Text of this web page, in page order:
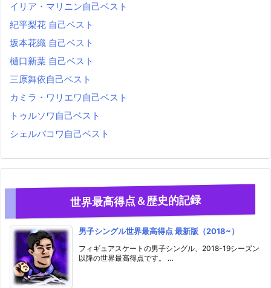
イリア・マリニン自己ベスト
紀平梨花 自己ベスト
坂本花織 自己ベスト
樋口新葉 自己ベスト
三原舞依自己ベスト
カミラ・ワリエワ自己ベスト
トゥルソワ自己ベスト
シェルバコワ自己ベスト
世界最高得点＆歴史的記録
男子シングル世界最高得点 最新版（2018~）
フィギュアスケートの男子シングル、2018-19シーズン
以降の世界最高得点です。 …